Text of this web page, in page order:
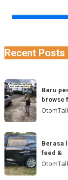
Recent Posts
Baru
pertama
kali
naik
mobil
Sc:
handayani1057
“
Baru
browse
Berasa
lepas
dari
beban
Berasa
feed &